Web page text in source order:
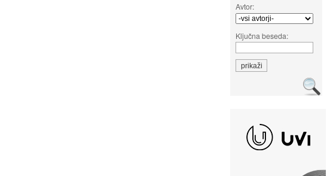
Avtor:
Ključna beseda: